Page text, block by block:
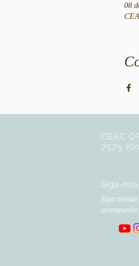
08
CEAC
7575
Siga-nos
Siga
acompanhe